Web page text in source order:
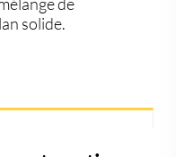
solide.